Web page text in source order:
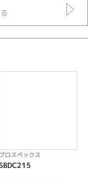
プロスペックス